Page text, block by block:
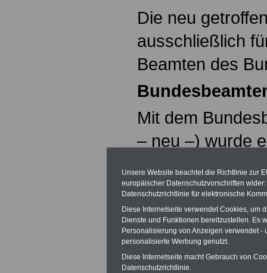
Die neu
ausschließlich
Beamten des
Mit dem
– neu –) wurde
jedoch der
zentralen
Wesentlichen
Die bisherigen
Unsere Website beachtet die Richtlinie zur
europäischer Datenschutzvorschriften
Datenschutzrichtlinie für elektronische
Diese Internetseite verwendet Cookies, um
Dienste und Funktionen bereitzustellen. Es
Personalisierung von Anzeigen verwendet
personalisierte Werbung genutzt.
Diese Internetseite macht Gebrauch von
Datenschutzrichtlinie.